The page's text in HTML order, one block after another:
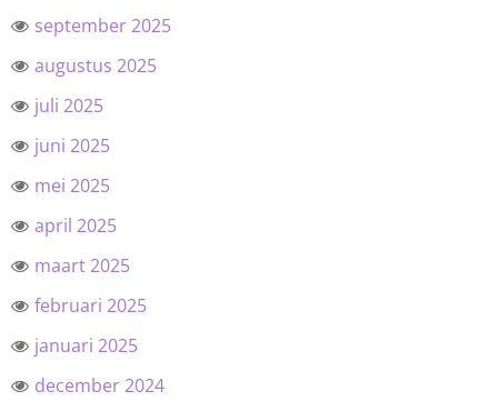
september 2025
augustus 2025
juli 2025
juni 2025
mei 2025
april 2025
maart 2025
februari 2025
januari 2025
december 2024